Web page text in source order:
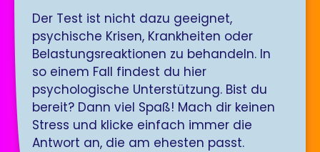
Der Test ist nicht dazu geeignet,
psychische Krisen, Krankheiten oder
Belastungsreaktionen zu behandeln. In
so einem Fall findest du hier
psychologische Unterstützung. Bist du
bereit? Dann viel Spaß! Mach dir keinen
Stress und klicke einfach immer die
Antwort an, die am ehesten passt.